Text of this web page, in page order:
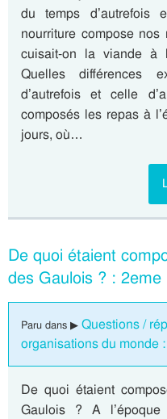
du temps d’autrefois
nourriture compose nos
cuisait-on la viande à
Quelles différences
d’autrefois et celle
composés les repas à
jours, où…
De quoi étaient
des Gaulois ? : 2eme
Paru dans ▶ Questions /
organisations du monde
De quoi étaient
Gaulois ? A